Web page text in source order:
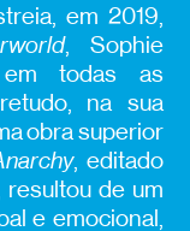
em 2019,
, Sophie
todas as
na sua
obra superior
, editado
de um
e emocional,